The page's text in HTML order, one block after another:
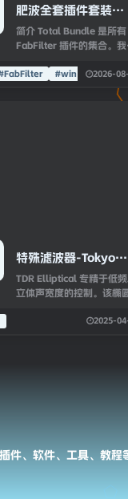
肥波全套插件套装
FabFilter Total
2026.4 – V.R WiN
简介 Total Bundle 是所有
FabFilter 插件的集合。我
Legacy插件。通过这个套
装，你将获得我们的专业均
器、混响、压缩器、多频段
#win 2026-
特殊滤波器-Tokyo
Dawn Labs TDR
Elliptical v1.1.1-
TDR Elliptical 专精于低
立体声宽度的控制。该椭
在唱片母带制作及需要调
处理及立体声转单声道求和
2025-
件、软件、工具、教程